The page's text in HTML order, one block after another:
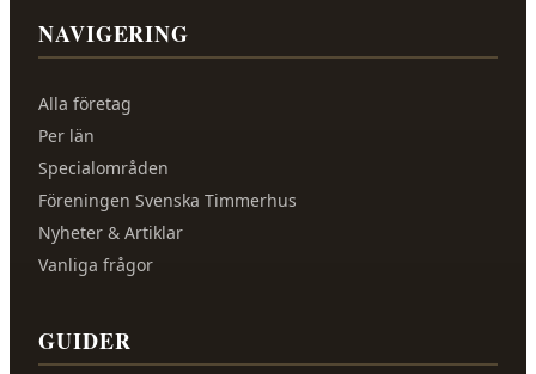
NAVIGERING
Alla företag
Per län
Specialområden
Föreningen Svenska Timmerhus
Nyheter & Artiklar
Vanliga frågor
GUIDER